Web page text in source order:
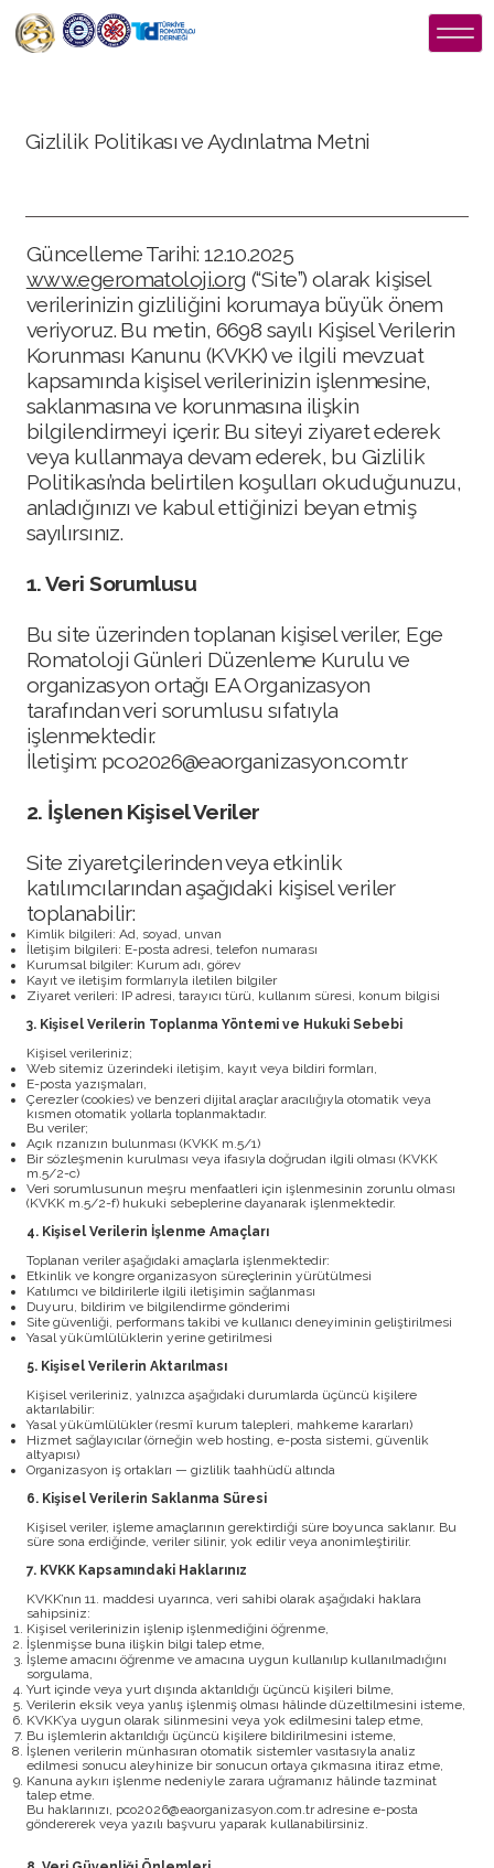
Gizlilik Politikası ve Aydınlatma Metni
Güncelleme Tarihi: 12.10.2025
www.egeromatoloji.org (“Site”) olarak kişisel
verilerinizin gizliliğini korumaya büyük önem
veriyoruz. Bu metin, 6698 sayılı Kişisel Verilerin
Korunması Kanunu (KVKK) ve ilgili mevzuat
kapsamında kişisel verilerinizin işlenmesine,
saklanmasına ve korunmasına ilişkin
bilgilendirmeyi içerir. Bu siteyi ziyaret ederek
veya kullanmaya devam ederek, bu Gizlilik
Politikası’nda belirtilen koşulları okuduğunuzu,
anladığınızı ve kabul ettiğinizi beyan etmiş
sayılırsınız.
1. Veri Sorumlusu
Bu site üzerinden toplanan kişisel veriler, Ege
Romatoloji Günleri Düzenleme Kurulu ve
organizasyon ortağı EA Organizasyon
tarafından veri sorumlusu sıfatıyla
işlenmektedir.
İletişim: pco2026@eaorganizasyon.com.tr
2. İşlenen Kişisel Veriler
Site ziyaretçilerinden veya etkinlik
katılımcılarından aşağıdaki kişisel veriler
toplanabilir:
Kimlik bilgileri: Ad, soyad, unvan
İletişim bilgileri: E-posta adresi, telefon numarası
Kurumsal bilgiler: Kurum adı, görev
Kayıt ve iletişim formlarıyla iletilen bilgiler
Ziyaret verileri: IP adresi, tarayıcı türü, kullanım süresi, konum bilgisi
3. Kişisel Verilerin Toplanma Yöntemi ve Hukuki Sebebi
Kişisel verileriniz;
Web sitemiz üzerindeki iletişim, kayıt veya bildiri formları,
E-posta yazışmaları,
Çerezler (cookies) ve benzeri dijital araçlar aracılığıyla otomatik veya
kısmen otomatik yollarla toplanmaktadır.
Bu veriler;
Açık rızanızın bulunması (KVKK m.5/1)
Bir sözleşmenin kurulması veya ifasıyla doğrudan ilgili olması (KVKK
m.5/2-c)
Veri sorumlusunun meşru menfaatleri için işlenmesinin zorunlu olması
(KVKK m.5/2-f) hukuki sebeplerine dayanarak işlenmektedir.
4. Kişisel Verilerin İşlenme Amaçları
Toplanan veriler aşağıdaki amaçlarla işlenmektedir:
Etkinlik ve kongre organizasyon süreçlerinin yürütülmesi
Katılımcı ve bildirilerle ilgili iletişimin sağlanması
Duyuru, bildirim ve bilgilendirme gönderimi
Site güvenliği, performans takibi ve kullanıcı deneyiminin geliştirilmesi
Yasal yükümlülüklerin yerine getirilmesi
5. Kişisel Verilerin Aktarılması
Kişisel verileriniz, yalnızca aşağıdaki durumlarda üçüncü kişilere
aktarılabilir:
Yasal yükümlülükler (resmî kurum talepleri, mahkeme kararları)
Hizmet sağlayıcılar (örneğin web hosting, e-posta sistemi, güvenlik
altyapısı)
Organizasyon iş ortakları — gizlilik taahhüdü altında
6. Kişisel Verilerin Saklanma Süresi
Kişisel veriler, işleme amaçlarının gerektirdiği süre boyunca saklanır. Bu
süre sona erdiğinde, veriler silinir, yok edilir veya anonimleştirilir.
7. KVKK Kapsamındaki Haklarınız
KVKK’nın 11. maddesi uyarınca, veri sahibi olarak aşağıdaki haklara
sahipsiniz:
Kişisel verilerinizin işlenip işlenmediğini öğrenme,
İşlenmişse buna ilişkin bilgi talep etme,
İşleme amacını öğrenme ve amacına uygun kullanılıp kullanılmadığını
sorgulama,
Yurt içinde veya yurt dışında aktarıldığı üçüncü kişileri bilme,
Verilerin eksik veya yanlış işlenmiş olması hâlinde düzeltilmesini isteme,
KVKK’ya uygun olarak silinmesini veya yok edilmesini talep etme,
Bu işlemlerin aktarıldığı üçüncü kişilere bildirilmesini isteme,
İşlenen verilerin münhasıran otomatik sistemler vasıtasıyla analiz
edilmesi sonucu aleyhinize bir sonucun ortaya çıkmasına itiraz etme,
Kanuna aykırı işlenme nedeniyle zarara uğramanız hâlinde tazminat
talep etme.
Bu haklarınızı, pco2026@eaorganizasyon.com.tradresine e-posta
göndererek veya yazılı başvuru yaparak kullanabilirsiniz.